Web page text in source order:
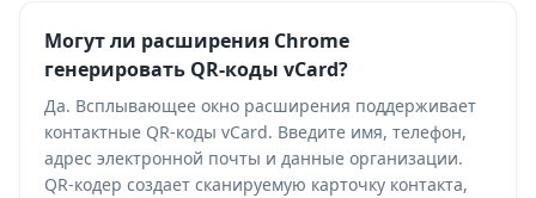
Могут ли расширения Chrome
генерировать QR-коды vCard?
Да. Всплывающее окно расширения поддерживает
контактные QR-коды vCard. Введите имя, телефон,
адрес электронной почты и данные организации.
QR-кодер создает сканируемую карточку контакта,